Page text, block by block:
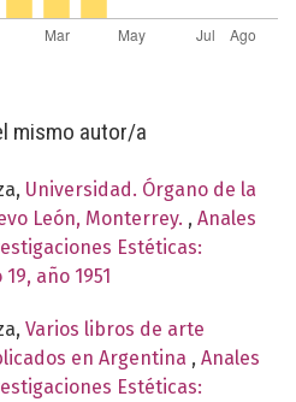
mismo autor/a
Universidad. Órgano de la
León, Monterrey. , Anales
Estéticas:
año 1951
Varios libros de arte
en Argentina , Anales
Estéticas: